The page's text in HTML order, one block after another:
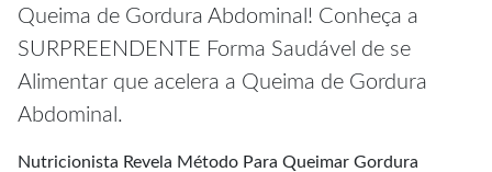
Queima de Gordura Abdominal! Conheça a
SURPREENDENTE Forma Saudável de se
Alimentar que acelera a Queima de Gordura
Abdominal.
Nutricionista Revela Método Para Queimar Gordura